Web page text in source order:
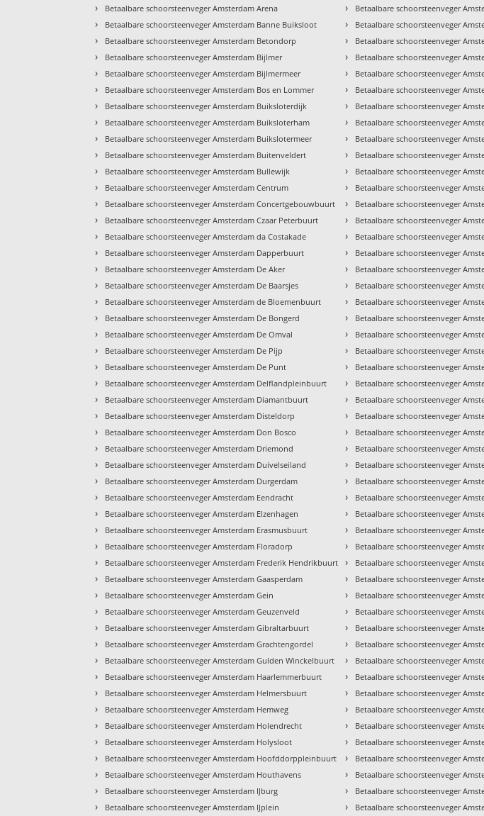
› Betaalbare schoorsteenveger Amsterdam Arena
› Betaalbare schoorsteenveger Amsterdam Banne Buiksloot
› Betaalbare schoorsteenveger Amsterdam Betondorp
› Betaalbare schoorsteenveger Amsterdam Bijlmer
› Betaalbare schoorsteenveger Amsterdam Bijlmermeer
› Betaalbare schoorsteenveger Amsterdam Bos en Lommer
› Betaalbare schoorsteenveger Amsterdam Buiksloterdijk
› Betaalbare schoorsteenveger Amsterdam Buiksloterham
› Betaalbare schoorsteenveger Amsterdam Buikslotermeer
› Betaalbare schoorsteenveger Amsterdam Buitenveldert
› Betaalbare schoorsteenveger Amsterdam Bullewijk
› Betaalbare schoorsteenveger Amsterdam Centrum
› Betaalbare schoorsteenveger Amsterdam Concertgebouwbuurt
› Betaalbare schoorsteenveger Amsterdam Czaar Peterbuurt
› Betaalbare schoorsteenveger Amsterdam da Costakade
› Betaalbare schoorsteenveger Amsterdam Dapperbuurt
› Betaalbare schoorsteenveger Amsterdam De Aker
› Betaalbare schoorsteenveger Amsterdam De Baarsjes
› Betaalbare schoorsteenveger Amsterdam de Bloemenbuurt
› Betaalbare schoorsteenveger Amsterdam De Bongerd
› Betaalbare schoorsteenveger Amsterdam De Omval
› Betaalbare schoorsteenveger Amsterdam De Pijp
› Betaalbare schoorsteenveger Amsterdam De Punt
› Betaalbare schoorsteenveger Amsterdam Delflandpleinbuurt
› Betaalbare schoorsteenveger Amsterdam Diamantbuurt
› Betaalbare schoorsteenveger Amsterdam Disteldorp
› Betaalbare schoorsteenveger Amsterdam Don Bosco
› Betaalbare schoorsteenveger Amsterdam Driemond
› Betaalbare schoorsteenveger Amsterdam Duivelseiland
› Betaalbare schoorsteenveger Amsterdam Durgerdam
› Betaalbare schoorsteenveger Amsterdam Eendracht
› Betaalbare schoorsteenveger Amsterdam Elzenhagen
› Betaalbare schoorsteenveger Amsterdam Erasmusbuurt
› Betaalbare schoorsteenveger Amsterdam Floradorp
› Betaalbare schoorsteenveger Amsterdam Frederik Hendrikbuurt
› Betaalbare schoorsteenveger Amsterdam Gaasperdam
› Betaalbare schoorsteenveger Amsterdam Gein
› Betaalbare schoorsteenveger Amsterdam Geuzenveld
› Betaalbare schoorsteenveger Amsterdam Gibraltarbuurt
› Betaalbare schoorsteenveger Amsterdam Grachtengordel
› Betaalbare schoorsteenveger Amsterdam Gulden Winckelbuurt
› Betaalbare schoorsteenveger Amsterdam Haarlemmerbuurt
› Betaalbare schoorsteenveger Amsterdam Helmersbuurt
› Betaalbare schoorsteenveger Amsterdam Hemweg
› Betaalbare schoorsteenveger Amsterdam Holendrecht
› Betaalbare schoorsteenveger Amsterdam Holysloot
› Betaalbare schoorsteenveger Amsterdam Hoofddorppleinbuurt
› Betaalbare schoorsteenveger Amsterdam Houthavens
› Betaalbare schoorsteenveger Amsterdam IJburg
› Betaalbare schoorsteenveger Amsterdam IJplein
› Betaalbare schoorsteenveger
› Betaalbare schoorsteenveger
› Betaalbare schoorsteenveger
› Betaalbare schoorsteenveger
› Betaalbare schoorsteenveger
› Betaalbare schoorsteenveger
› Betaalbare schoorsteenveger
› Betaalbare schoorsteenveger
› Betaalbare schoorsteenveger
› Betaalbare schoorsteenveger
› Betaalbare schoorsteenveger
› Betaalbare schoorsteenveger
› Betaalbare schoorsteenveger
› Betaalbare schoorsteenveger
› Betaalbare schoorsteenveger
› Betaalbare schoorsteenveger
› Betaalbare schoorsteenveger
› Betaalbare schoorsteenveger
› Betaalbare schoorsteenveger
› Betaalbare schoorsteenveger
› Betaalbare schoorsteenveger
› Betaalbare schoorsteenveger
› Betaalbare schoorsteenveger
› Betaalbare schoorsteenveger
› Betaalbare schoorsteenveger
› Betaalbare schoorsteenveger
› Betaalbare schoorsteenveger
› Betaalbare schoorsteenveger
› Betaalbare schoorsteenveger
› Betaalbare schoorsteenveger
› Betaalbare schoorsteenveger
› Betaalbare schoorsteenveger
› Betaalbare schoorsteenveger
› Betaalbare schoorsteenveger
› Betaalbare schoorsteenveger
› Betaalbare schoorsteenveger
› Betaalbare schoorsteenveger
› Betaalbare schoorsteenveger
› Betaalbare schoorsteenveger
› Betaalbare schoorsteenveger
› Betaalbare schoorsteenveger
› Betaalbare schoorsteenveger
› Betaalbare schoorsteenveger
› Betaalbare schoorsteenveger
› Betaalbare schoorsteenveger
› Betaalbare schoorsteenveger
› Betaalbare schoorsteenveger
› Betaalbare schoorsteenveger
› Betaalbare schoorsteenveger
› Betaalbare schoorsteenveger